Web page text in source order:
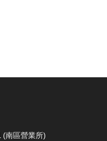
(南區營業所)